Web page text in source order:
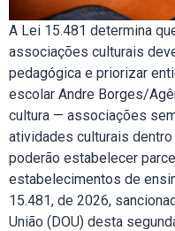
A Lei 15.481 determina
associações culturais
pedagógica e priorizar
escolar Andre Borges/
cultura — associações
atividades culturais
poderão estabelecer
estabelecimentos de
15.481, de 2026,
União (DOU) desta